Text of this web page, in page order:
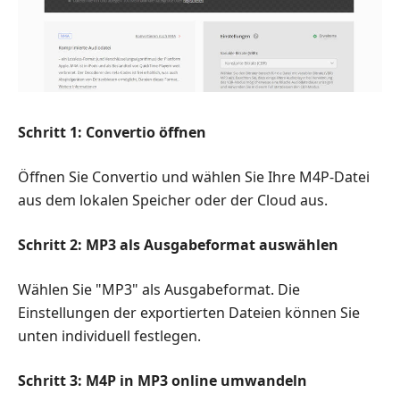
Schritt 1: Convertio öffnen
Öffnen Sie Convertio und wählen Sie Ihre M4P-Datei
aus dem lokalen Speicher oder der Cloud aus.
Schritt 2: MP3 als Ausgabeformat auswählen
Wählen Sie "MP3" als Ausgabeformat. Die
Einstellungen der exportierten Dateien können Sie
unten individuell festlegen.
Schritt 3: M4P in MP3 online umwandeln